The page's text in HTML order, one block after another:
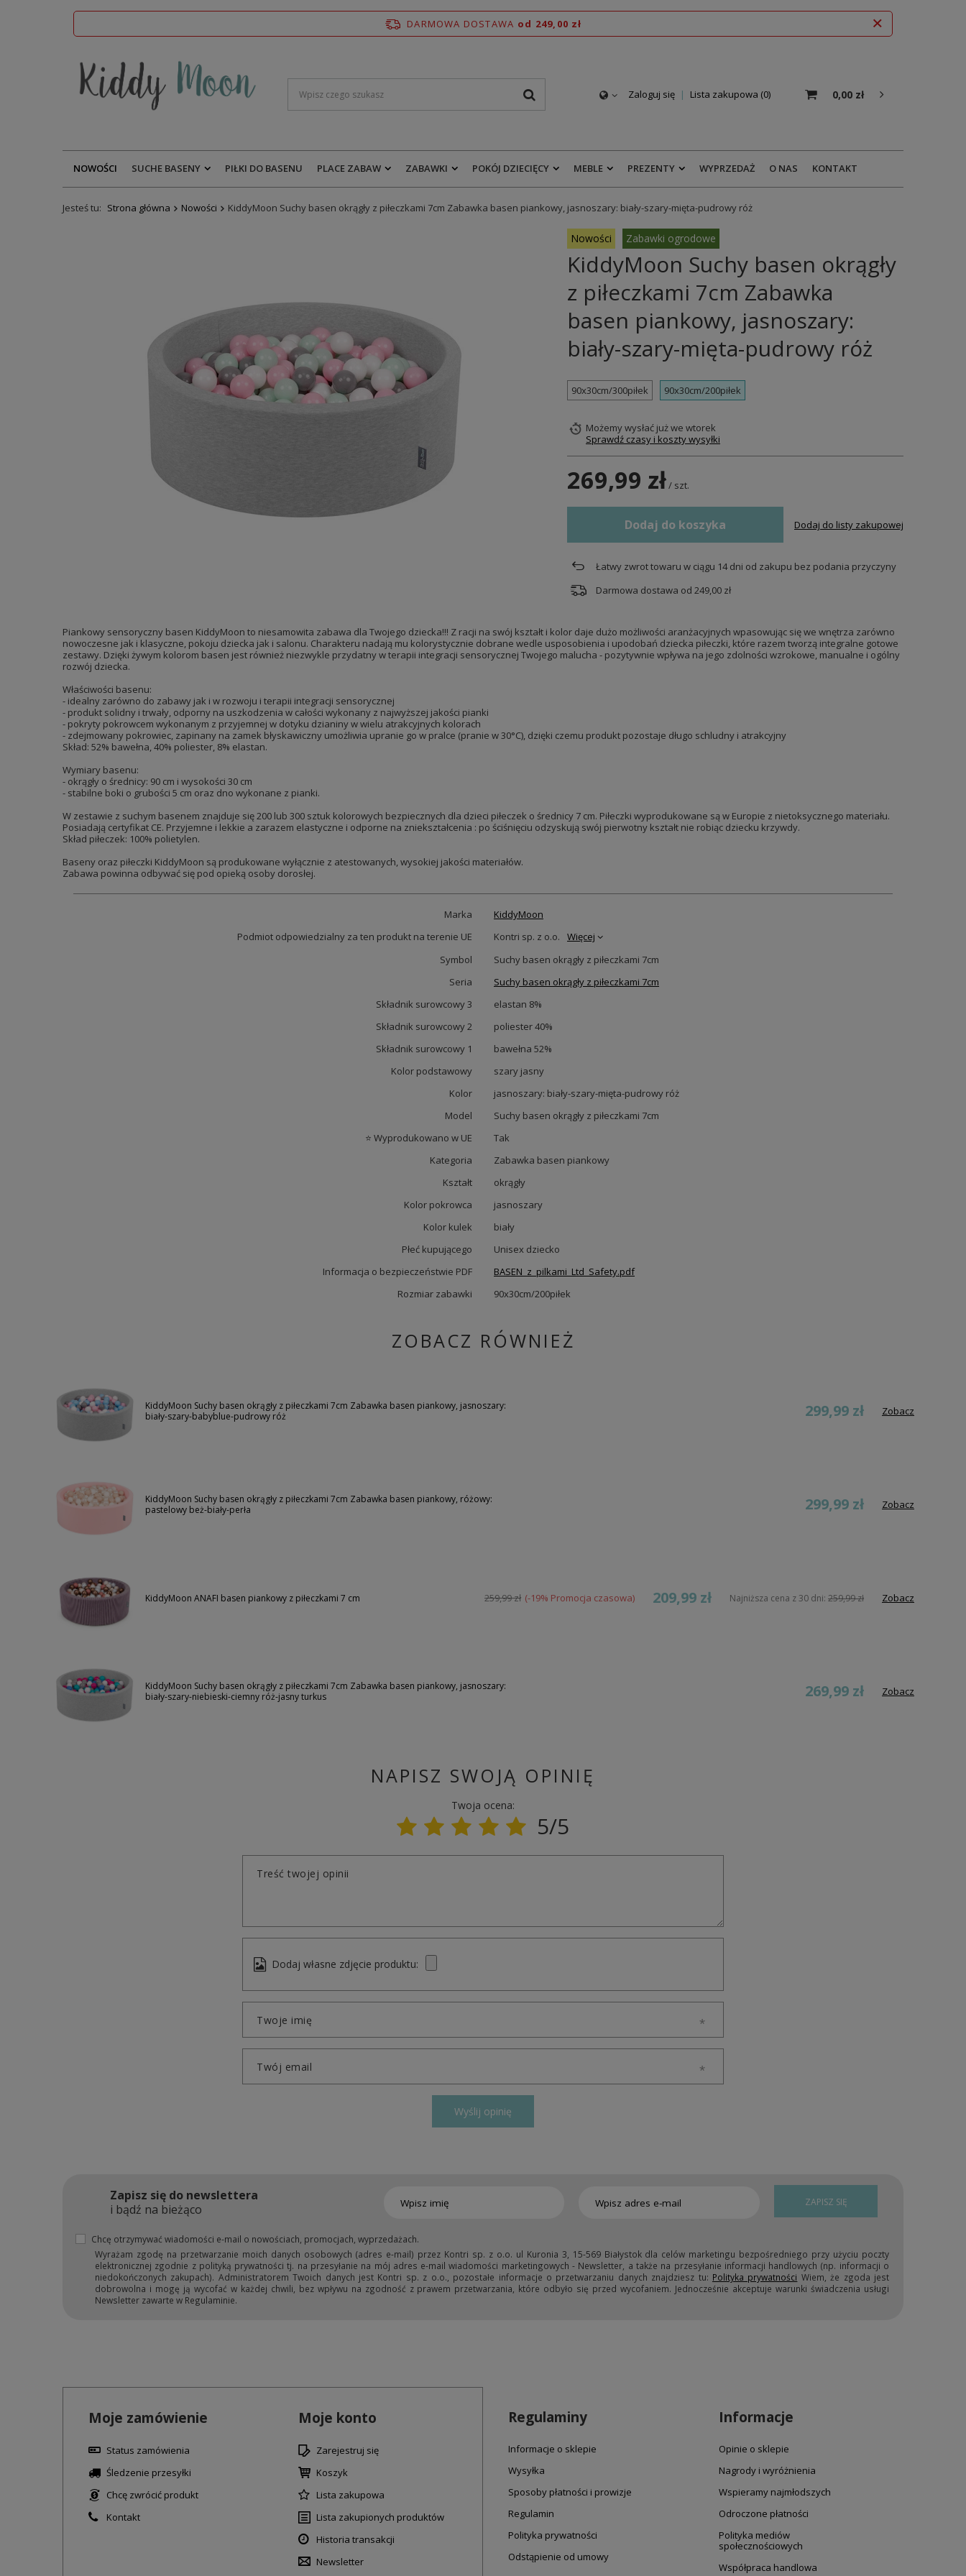
DARMOWA DOSTAWA od 249,00 zł
Zaloguj się Lista zakupowa 0 0,00 zł
NOWOŚCI SUCHE BASENY PIŁKI DO BASENU PLACE ZABAW ZABAWKI POKÓJ DZIECIĘCY MEBLE PREZENTY WYPRZEDAŻ O NAS KONTAKT
Jesteś tu: Strona główna Nowości KiddyMoon Suchy basen okrągły z piłeczkami 7cm Zabawka basen piankowy, jasnoszary: biały-szary-mięta-pudrowy róż
Nowości Zabawki ogrodowe
KiddyMoon Suchy basen okrągły
z piłeczkami 7cm Zabawka
basen piankowy, jasnoszary:
biały-szary-mięta-pudrowy róż
90x30cm/300piłek 90x30cm/200piłek
Możemy wysłać jużwe wtorek
Sprawdź czasy i koszty wysyłki
269,99 zł/ szt.
Dodaj do koszyka Dodaj do listy zakupowej
Łatwy zwrot towaru w ciągu 14dni od zakupu bez podania przyczyny
Darmowa dostawa od 249,00 zł
Piankowy sensoryczny basen KiddyMoon to niesamowita zabawa dla Twojego dziecka!!! Z racji na swój kształt i kolor daje dużo możliwości aranżacyjnych wpasowując się we wnętrza zarówno
nowoczesne jak i klasyczne, pokoju dziecka jak i salonu. Charakteru nadają mu kolorystycznie dobrane wedle usposobienia i upodobań dziecka piłeczki, które razem tworzą integralne gotowe
zestawy. Dzięki żywym kolorom basen jest również niezwykle przydatny w terapii integracji sensorycznej Twojego malucha - pozytywnie wpływa na jego zdolności wzrokowe, manualne i ogólny
rozwój dziecka.
Właściwości basenu:
- idealny zarówno do zabawy jak i w rozwoju i terapii integracji sensorycznej
- produkt solidny i trwały, odporny na uszkodzenia w całości wykonany z najwyższej jakości pianki
- pokryty pokrowcem wykonanym z przyjemnej w dotyku dzianiny w wielu atrakcyjnych kolorach
- zdejmowany pokrowiec, zapinany na zamek błyskawiczny umożliwia upranie go w pralce (pranie w 30°C), dzięki czemu produkt pozostaje długo schludny i atrakcyjny
Skład: 52% bawełna, 40% poliester, 8% elastan.
Wymiary basenu:
- okrągły o średnicy: 90 cm i wysokości 30 cm
- stabilne boki o grubości 5 cm oraz dno wykonane z pianki.
W zestawie z suchym basenem znajduje się 200 lub 300 sztuk kolorowych bezpiecznych dla dzieci piłeczek o średnicy 7 cm. Piłeczki wyprodukowane są w Europie z nietoksycznego materiału.
Posiadają certyfikat CE. Przyjemne i lekkie a zarazem elastyczne i odporne na zniekształcenia : po ściśnięciu odzyskują swój pierwotny kształt nie robiąc dziecku krzywdy.
Skład piłeczek: 100% polietylen.
Baseny oraz piłeczki KiddyMoon są produkowane wyłącznie z atestowanych, wysokiej jakości materiałów.
Zabawa powinna odbywać się pod opieką osoby dorosłej.
Marka
KiddyMoon
Podmiot odpowiedzialny za ten produkt na terenie UE
Kontri sp. z o.o.
Więcej
Symbol
Suchy basen okrągły z piłeczkami 7cm
Seria
Suchy basen okrągły z piłeczkami 7cm
Składnik surowcowy 3
elastan 8%
Składnik surowcowy 2
poliester 40%
Składnik surowcowy 1
bawełna 52%
Kolor podstawowy
szary jasny
Kolor
jasnoszary: biały-szary-mięta-pudrowy róż
Model
Suchy basen okrągły z piłeczkami 7cm
⭐ Wyprodukowano w UE
Tak
Kategoria
Zabawka basen piankowy
Kształt
okrągły
Kolor pokrowca
jasnoszary
Kolor kulek
biały
Płeć kupującego
Unisex dziecko
Informacja o bezpieczeństwie PDF
BASEN_z_pilkami_Ltd_Safety.pdf
Rozmiar zabawki
90x30cm/200piłek
ZOBACZ RÓWNIEŻ
KiddyMoon Suchy basen okrągły z piłeczkami 7cm Zabawka basen piankowy, jasnoszary:
biały-szary-babyblue-pudrowy róż
299,99 zł Zobacz
KiddyMoon Suchy basen okrągły z piłeczkami 7cm Zabawka basen piankowy, różowy:
pastelowy beż-biały-perła
299,99 zł Zobacz
KiddyMoon ANAFI basen piankowy z piłeczkami 7 cm 259,99 zł (-19% Promocja czasowa) 209,99 zł Najniższa cena z 30 dni: 259,99 zł Zobacz
KiddyMoon Suchy basen okrągły z piłeczkami 7cm Zabawka basen piankowy, jasnoszary:
biały-szary-niebieski-ciemny róż-jasny turkus
269,99 zł Zobacz
NAPISZ SWOJĄ OPINIĘ
Twoja ocena:
5/5
Treść twojej opinii
Dodaj własne zdjęcie produktu:
Twoje imię
Twój email
Wyślij opinię
Zapisz się do newslettera
i bądź na bieżąco
ZAPISZ SIĘ
Chcę otrzymywać wiadomości e-mail o nowościach, promocjach, wyprzedażach.
Wyrażam zgodę na przetwarzanie moich danych osobowych (adres e-mail) przez Kontri sp. z o.o. ul Kuronia 3, 15-569 Białystok dla celów marketingu bezpośredniego przy użyciu poczty
elektronicznej zgodnie z polityką prywatności tj. na przesyłanie na mój adres e-mail wiadomości marketingowych - Newsletter, a także na przesyłanie informacji handlowych (np. informacji o
niedokończonych zakupach). Administratorem Twoich danych jest Kontri sp. z o.o., pozostałe informacje o przetwarzaniu danych znajdziesz tu: Polityka prywatności Wiem, że zgoda jest
dobrowolna i mogę ją wycofać w każdej chwili, bez wpływu na zgodność z prawem przetwarzania, które odbyło się przed wycofaniem. Jednocześnie akceptuje warunki świadczenia usługi
Newsletter zawarte w Regulaminie.
Moje zamówienie
Status zamówienia
Śledzenie przesyłki
Chcę zwrócić produkt
Kontakt
Moje konto
Zarejestruj się
Koszyk
Lista zakupowa
Lista zakupionych produktów
Historia transakcji
Newsletter
Regulaminy
Informacje o sklepie
Wysyłka
Sposoby płatności i prowizje
Regulamin
Polityka prywatności
Odstąpienie od umowy
Informacje
Opinie o sklepie
Nagrody i wyróżnienia
Wspieramy najmłodszych
Odroczone płatności
Polityka mediów
społecznościowych
Współpraca handlowa